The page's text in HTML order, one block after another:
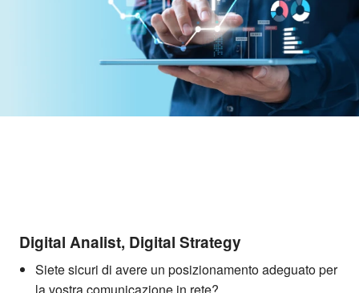
Digital Analist, Digital Strategy
Siete sicuri di avere un posizionamento adeguato per
la vostra comunicazione in rete?